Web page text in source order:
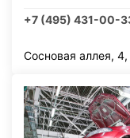
+7 (495) 431-00-
Сосновая аллея, 4,